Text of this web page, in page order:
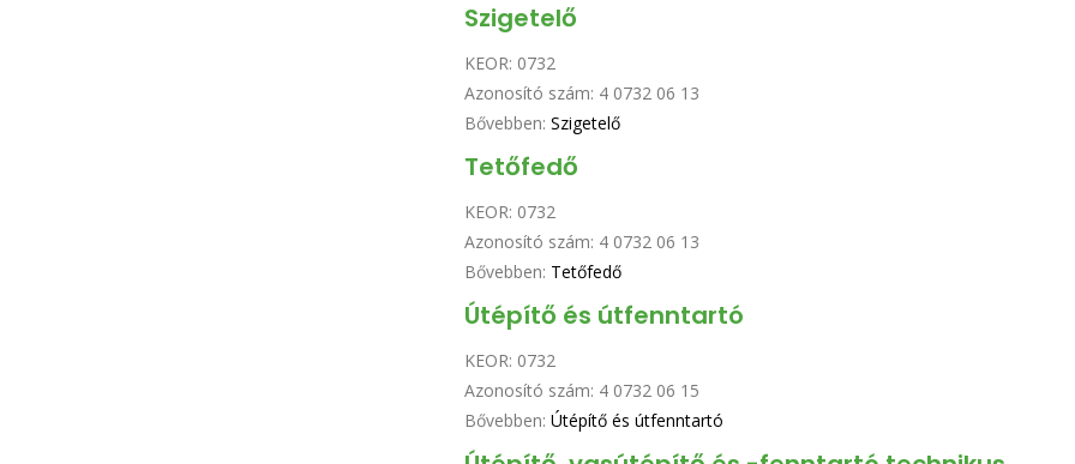
Szigetelő
KEOR: 0732
Azonosító szám: 4 0732 06 13
Bővebben: Szigetelő
Tetőfedő
KEOR: 0732
Azonosító szám: 4 0732 06 13
Bővebben: Tetőfedő
Útépítő és útfenntartó
KEOR: 0732
Azonosító szám: 4 0732 06 15
Bővebben: Útépítő és útfenntartó